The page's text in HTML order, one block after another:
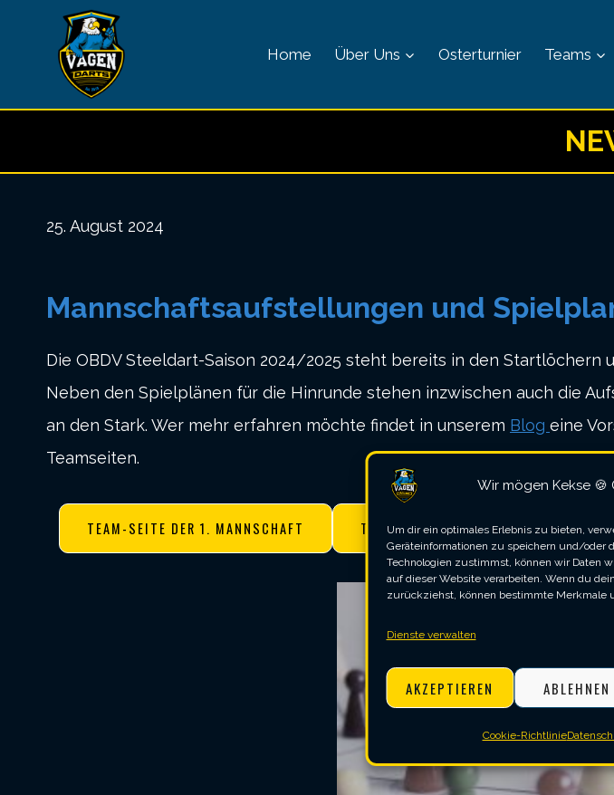
Wir mögen Kekse
Um dir ein optimales Erlebnis zu bieten,
Geräteinformationen zu speichern und/oder
Technologien zustimmst, können wir Daten
auf dieser Website verarbeiten. Wenn du
zurückziehst, können bestimmte Merkmale
Dienste verwalten
AKZEPTIEREN ABLEHNEN
Cookie-Richtlinie
springen
Home Über Uns Osterturnier Teams
25. August 2024
Mannschaftsaufstellungen und
Die OBDV Steeldart-Saison 2024/2025 steht bereits in den Startlöchern
Neben den Spielplänen für die Hinrunde stehen inzwischen auch die
an den Stark. Wer mehr erfahren möchte findet in unserem Blog eine
Teamseiten.
TEAM-SEITE DER 1. MANNSCHAFT TEAM-SEITE DER 2. MANNSCHAFT